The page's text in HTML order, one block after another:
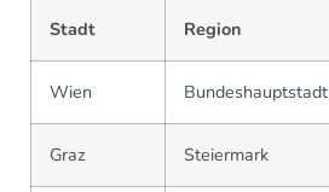
Stadt Region
Wien Bundeshauptstadt
Graz Steiermark